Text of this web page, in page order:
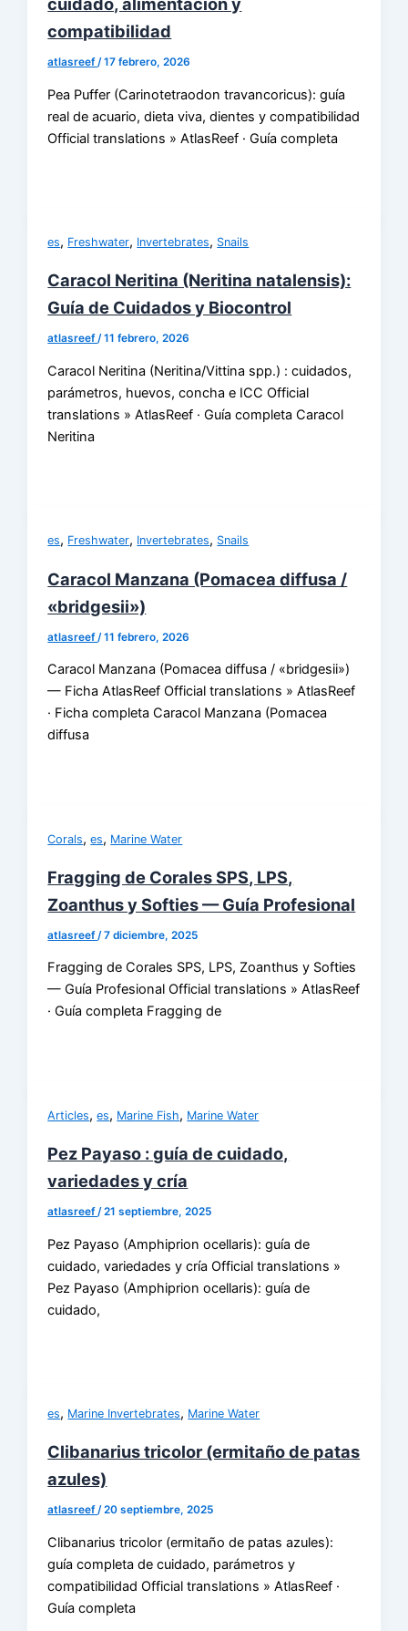
compatibilidad
atlasreef/17 febrero, 2026
Pea Puffer (Carinotetraodon travancoricus): guía
real de acuario, dieta viva, dientes y compatibilidad
Official translations » AtlasReef · Guía completa
es, Freshwater, Invertebrates, Snails
Caracol Neritina (Neritina natalensis):
Guía de Cuidados y Biocontrol
atlasreef/11 febrero, 2026
Caracol Neritina (Neritina/Vittina spp.) : cuidados,
parámetros, huevos, concha e ICC Official
translations » AtlasReef · Guía completa Caracol
Neritina
es, Freshwater, Invertebrates, Snails
Caracol Manzana (Pomacea diffusa /
«bridgesii»)
atlasreef /11 febrero, 2026
Caracol Manzana (Pomacea diffusa / «bridgesii»)
— Ficha AtlasReef Official translations » AtlasReef
· Ficha completa Caracol Manzana (Pomacea
diffusa
Corals,es, Marine Water
Fragging de Corales SPS, LPS,
Zoanthus y Softies — Guía Profesional
atlasreef/7 diciembre, 2025
Fragging de Corales SPS, LPS, Zoanthus y Softies
— Guía Profesional Official translations » AtlasReef
· Guía completa Fragging de
Articles,es, Marine Fish, Marine Water
Pez Payaso : guía de cuidado,
variedades y cría
atlasreef/21 septiembre, 2025
Pez Payaso (Amphiprion ocellaris): guía de
cuidado, variedades y cría Official translations »
Pez Payaso (Amphiprion ocellaris): guía de
cuidado,
es, Marine Invertebrates, Marine Water
Clibanarius tricolor (ermitaño de patas
azules)
atlasreef/20 septiembre, 2025
Clibanarius tricolor (ermitaño de patas azules):
guía completa de cuidado, parámetros y
compatibilidad Official translations » AtlasReef ·
Guía completa